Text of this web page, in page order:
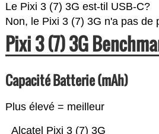
Le Pixi 3 (7) 3G est-til USB-C?
Non, le Pixi 3 (7) 3G n'a pas de
Pixi 3 (7) 3G
Capacité Batterie (mAh)
Plus élevé = meilleur
Alcatel Pixi 3 (7) 3G